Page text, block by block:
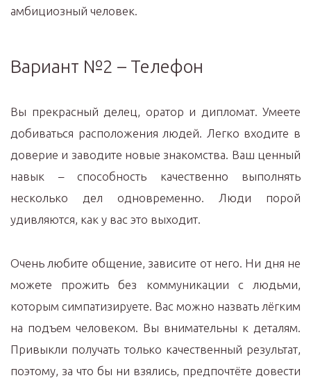
амбициозный человек.
Вариант №2 – Телефон
Вы прекрасный делец, оратор и дипломат. Умеете
добиваться расположения людей. Легко входите в
доверие и заводите новые знакомства. Ваш ценный
навык – способность качественно выполнять
несколько дел одновременно. Люди порой
удивляются, как у вас это выходит.
Очень любите общение, зависите от него. Ни дня не
можете прожить без коммуникации с людьми,
которым симпатизируете. Вас можно назвать лёгким
на подъем человеком. Вы внимательны к деталям.
Привыкли получать только качественный результат,
поэтому, за что бы ни взялись, предпочтёте довести